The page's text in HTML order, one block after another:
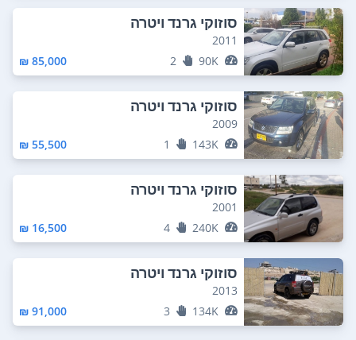
סוזוקי גרנד ויטרה
2011
90K
2
85,000 ₪
סוזוקי גרנד ויטרה
2009
143K
1
55,500 ₪
סוזוקי גרנד ויטרה
2001
240K
4
16,500 ₪
סוזוקי גרנד ויטרה
2013
134K
3
91,000 ₪